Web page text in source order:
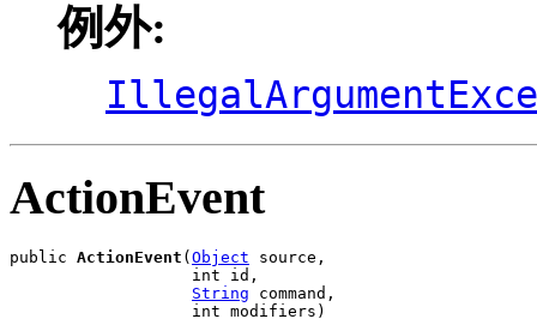
例外:
ActionEvent
public ActionEvent ( Object source,
                   int id,
String command,
                   int modifiers)